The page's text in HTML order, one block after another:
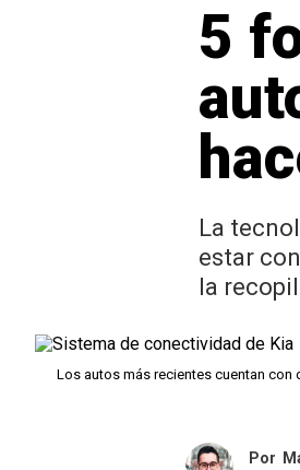
5
La
estar
la
Los autos más recientes cuentan
Por